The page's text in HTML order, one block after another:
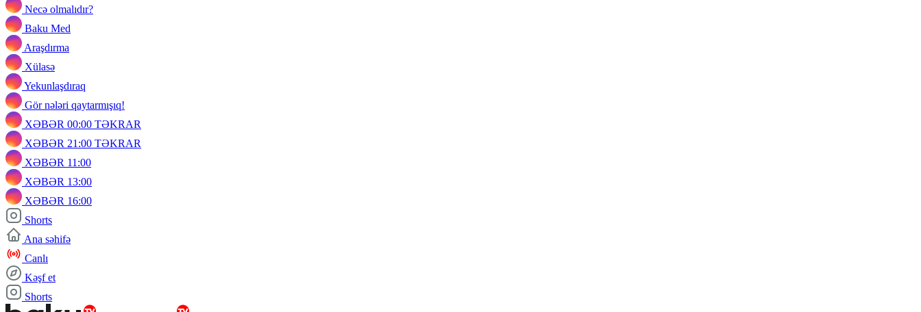
Necə olmalıdır?
Baku Med
Araşdırma
Xülasə
Yekunlaşdıraq
Gör nələri qaytarmışıq!
XƏBƏR 00:00 TƏKRAR
XƏBƏR 21:00 TƏKRAR
XƏBƏR 11:00
XƏBƏR 13:00
XƏBƏR 16:00
Shorts
Ana səhifə
Canlı
Kəşf et
Shorts